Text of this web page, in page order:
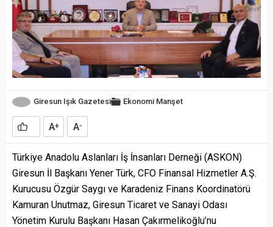
Giresun Işık Gazetesi Ekonomi Manşet
A+ A-
Türkiye Anadolu Aslanları İş İnsanları Derneği (ASKON)
Giresun İl Başkanı Yener Türk, CFO Finansal Hizmetler A.Ş.
Kurucusu Özgür Saygı ve Karadeniz Finans Koordinatörü
Kamuran Unutmaz, Giresun Ticaret ve Sanayi Odası
Yönetim Kurulu Başkanı Hasan Çakırmelikoğlu’nu